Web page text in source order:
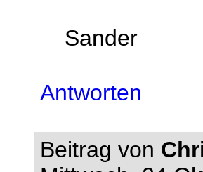
Sander
Antworten
Beitrag von